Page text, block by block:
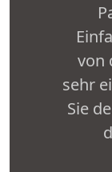
von
sehr
Sie